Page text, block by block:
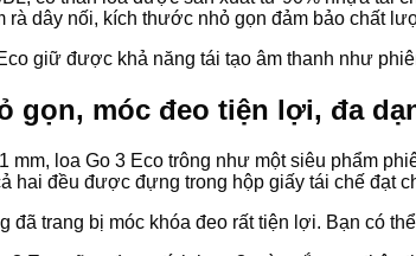
rà dây nối, kích thước nhỏ gọn đảm bảo chất
giữ được khả năng tái tạo âm thanh như
gọn, móc đeo tiện lợi, đa
loa Go 3 Eco trông như một siêu phẩm
hai đều được đựng trong hộp giấy tái chế đạt
trang bị móc khóa đeo rất tiện lợi. Bạn có